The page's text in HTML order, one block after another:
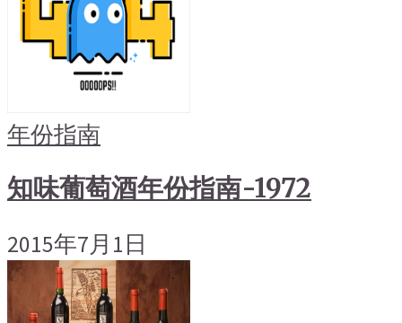
年份指南
知味葡萄酒年份指南-1972
2015年7月1日